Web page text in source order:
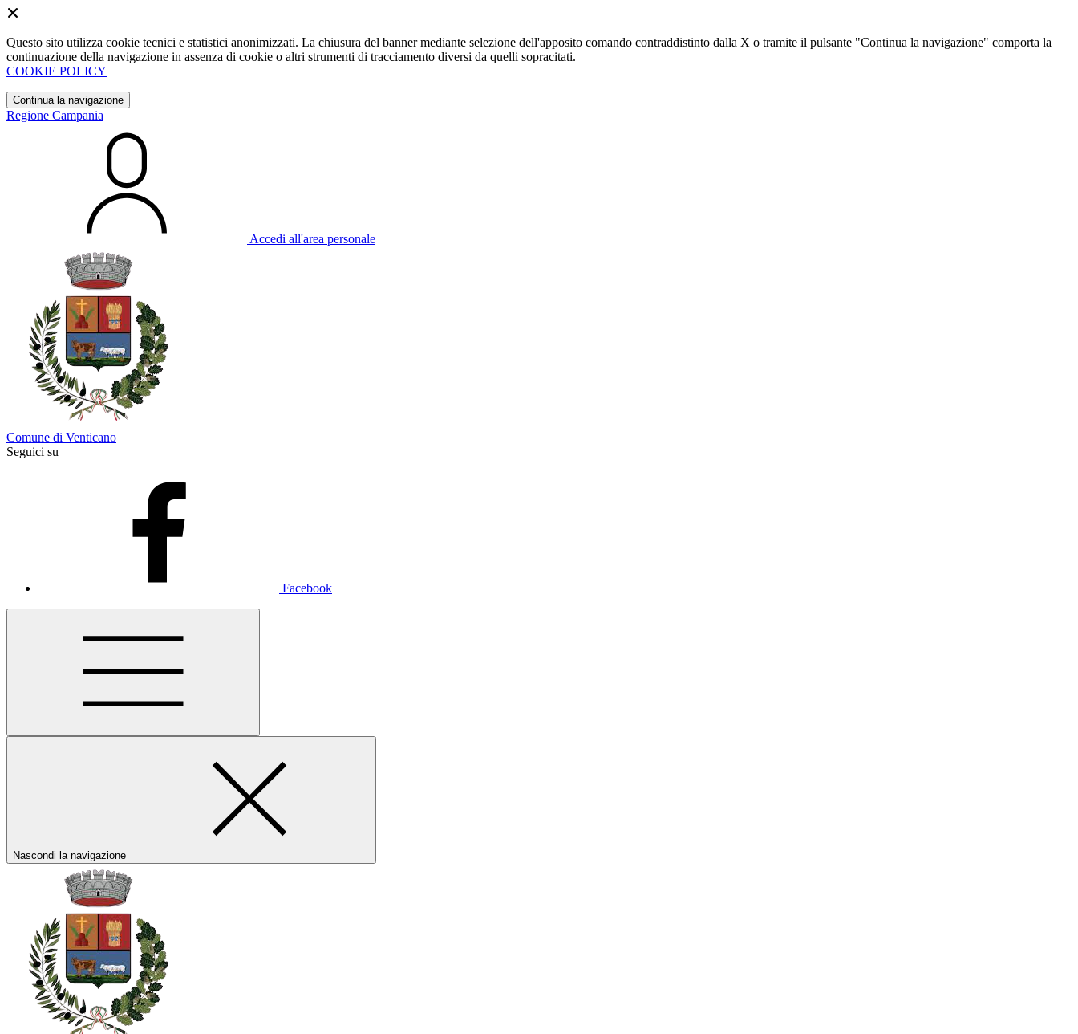
Questo sito utilizza cookie tecnici e statistici anonimizzati. La chiusura del banner mediante selezione dell'apposito comando contraddistinto dalla X o tramite il pulsante "Continua la navigazione" comporta la
continuazione della navigazione in assenza di cookie o altri strumenti di tracciamento diversi da quelli sopracitati.
COOKIE POLICY
Continua la navigazione
Regione Campania
Accedi all'area personale
Comune di Venticano
Seguici su
Facebook
Nascondi la navigazione